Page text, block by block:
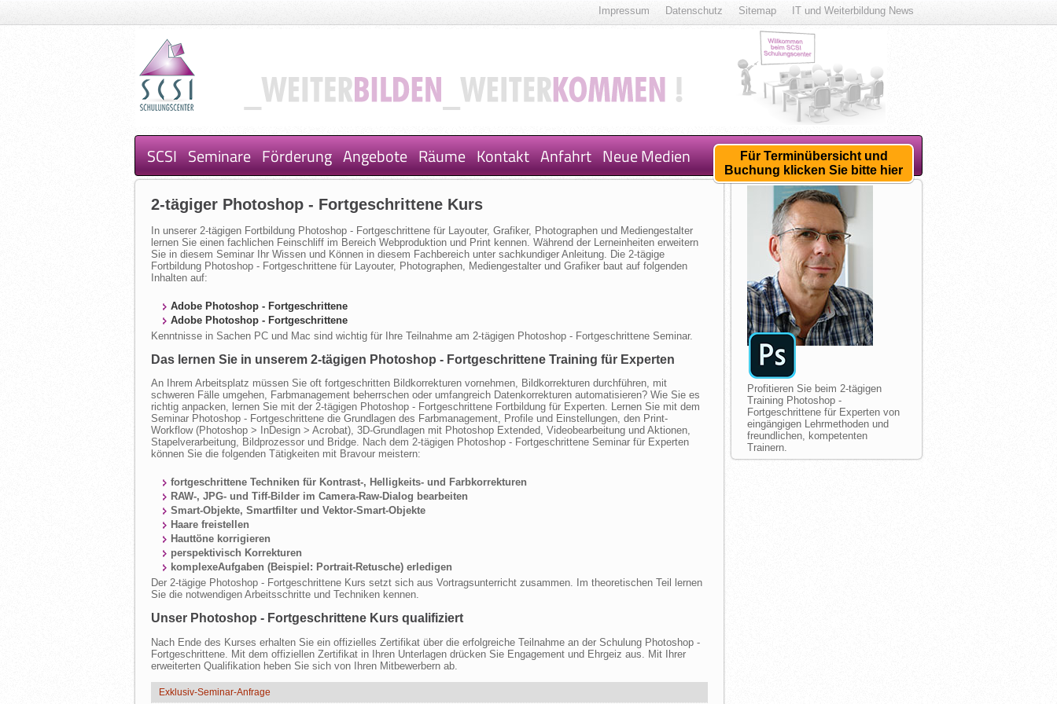
IT und Weiterbildung News
Sitemap
Datenschutz
Impressum
SCSI Seminare Förderung Angebote Räume Kontakt Anfahrt Neue Medien
Für Terminübersicht und
Buchung klicken Sie bitte hier
2-tägiger Photoshop - Fortgeschrittene Kurs
In unserer 2-tägigen Fortbildung Photoshop - Fortgeschrittene für Layouter, Grafiker, Photographen und Mediengestalter
lernen Sie einen fachlichen Feinschliff im Bereich Webproduktion und Print kennen. Während der Lerneinheiten erweitern
Sie in diesem Seminar Ihr Wissen und Können in diesem Fachbereich unter sachkundiger Anleitung. Die 2-tägige
Fortbildung Photoshop - Fortgeschrittene für Layouter, Photographen, Mediengestalter und Grafiker baut auf folgenden
Inhalten auf:
Adobe Photoshop - Fortgeschrittene
Adobe Photoshop - Fortgeschrittene
Kenntnisse in Sachen PC und Mac sind wichtig für Ihre Teilnahme am 2-tägigen Photoshop - Fortgeschrittene Seminar.
Das lernen Sie in unserem 2-tägigen Photoshop - Fortgeschrittene Training für Experten
An Ihrem Arbeitsplatz müssen Sie oft fortgeschritten Bildkorrekturen vornehmen, Bildkorrekturen durchführen, mit
schweren Fälle umgehen, Farbmanagement beherrschen oder umfangreich Datenkorrekturen automatisieren? Wie Sie es
richtig anpacken, lernen Sie mit der 2-tägigen Photoshop - Fortgeschrittene Fortbildung für Experten. Lernen Sie mit dem
Seminar Photoshop - Fortgeschrittene die Grundlagen des Farbmanagement, Profile und Einstellungen, den Print-
Workflow (Photoshop > InDesign > Acrobat), 3D-Grundlagen mit Photoshop Extended, Videobearbeitung und Aktionen,
Stapelverarbeitung, Bildprozessor und Bridge. Nach dem 2-tägigen Photoshop - Fortgeschrittene Seminar für Experten
können Sie die folgenden Tätigkeiten mit Bravour meistern:
fortgeschrittene Techniken für Kontrast-, Helligkeits- und Farbkorrekturen
RAW-, JPG- und Tiff-Bilder im Camera-Raw-Dialog bearbeiten
Smart-Objekte, Smartfilter und Vektor-Smart-Objekte
Haare freistellen
Hauttöne korrigieren
perspektivisch Korrekturen
komplexeAufgaben (Beispiel: Portrait-Retusche) erledigen
Der 2-tägige Photoshop - Fortgeschrittene Kurs setzt sich aus Vortragsunterricht zusammen. Im theoretischen Teil lernen
Sie die notwendigen Arbeitsschritte und Techniken kennen.
Unser Photoshop - Fortgeschrittene Kurs qualifiziert
Nach Ende des Kurses erhalten Sie ein offizielles Zertifikat über die erfolgreiche Teilnahme an der Schulung Photoshop -
Fortgeschrittene. Mit dem offiziellen Zertifikat in Ihren Unterlagen drücken Sie Engagement und Ehrgeiz aus. Mit Ihrer
erweiterten Qualifikation heben Sie sich von Ihren Mitbewerbern ab.
Exklusiv-Seminar-Anfrage
Profitieren Sie beim 2-tägigen
Training Photoshop -
Fortgeschrittene für Experten von
eingängigen Lehrmethoden und
freundlichen, kompetenten
Trainern.